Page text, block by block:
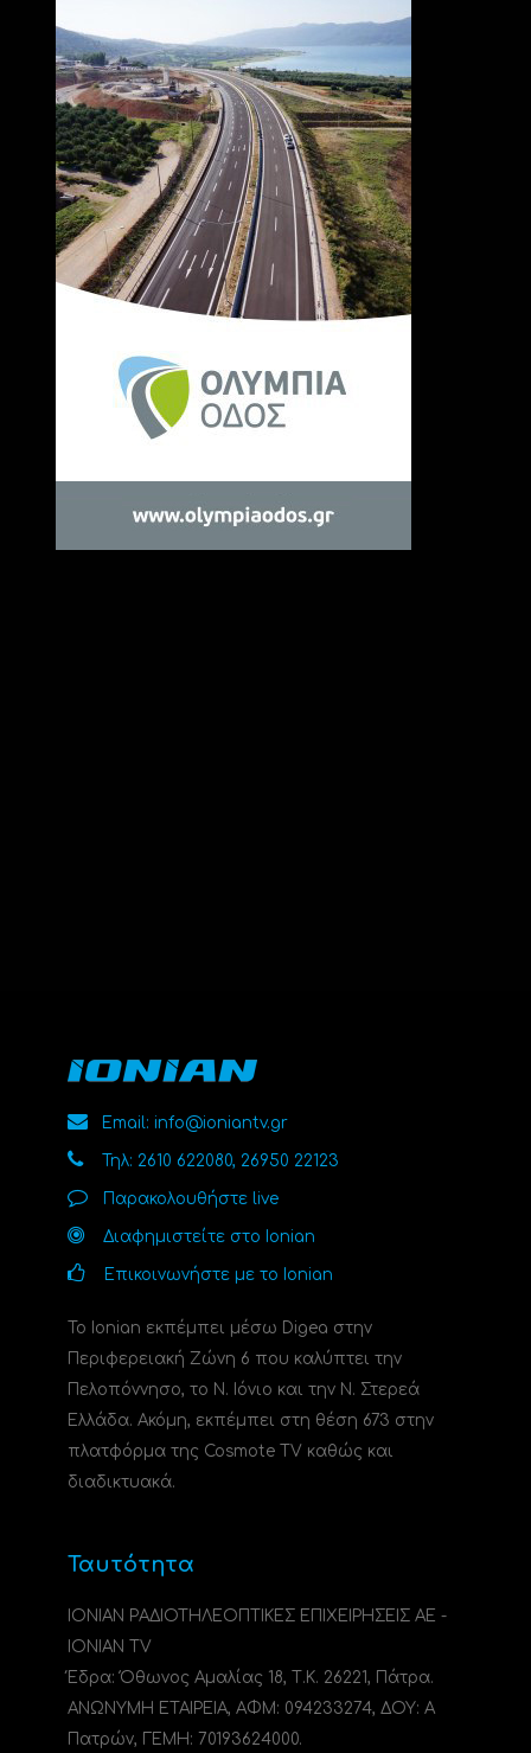
Email: info@ioniantv.gr
Τηλ: 2610 622080, 26950 22123
Παρακολουθήστε live
Διαφημιστείτε στο Ionian
Επικοινωνήστε με το Ionian
Το Ionian εκπέμπει μέσω Digea στην
Περιφερειακή Ζώνη 6 που καλύπτει την
Πελοπόννησο, το N. Ιόνιο και την Ν. Στερεά
Ελλάδα. Ακόμη, εκπέμπει στη θέση 673 στην
πλατφόρμα της Cosmote TV καθώς και
διαδικτυακά.
Ταυτότητα
ΙΟΝΙΑΝ ΡΑΔΙΟΤΗΛΕΟΠΤΙΚΕΣ ΕΠΙΧΕΙΡΗΣΕΙΣ ΑΕ -
IONIAN TV
Έδρα: Όθωνος Αμαλίας 18, Τ.Κ. 26221, Πάτρα.
ΑΝΩΝΥΜΗ ΕΤΑΙΡΕΙΑ, ΑΦΜ: 094233274, ΔΟΥ: A
Πατρών, ΓΕΜΗ: 70193624000.